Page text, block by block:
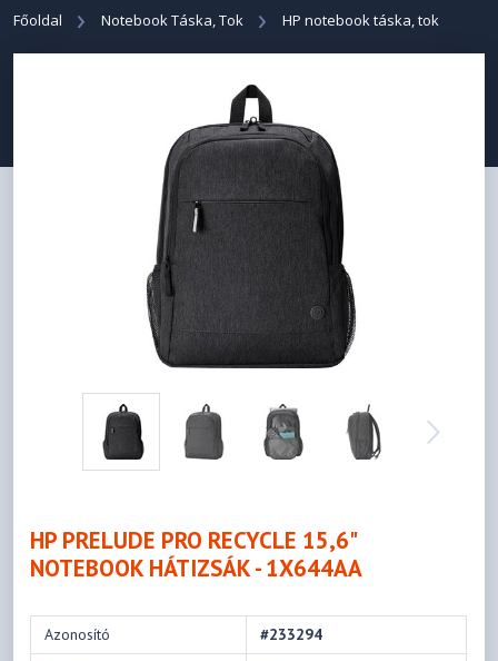
Főoldal Notebook Táska, Tok HP notebook táska, tok
HP PRELUDE PRO RECYCLE 15,6"
NOTEBOOK HÁTIZSÁK - 1X644AA
Azonosító
#233294